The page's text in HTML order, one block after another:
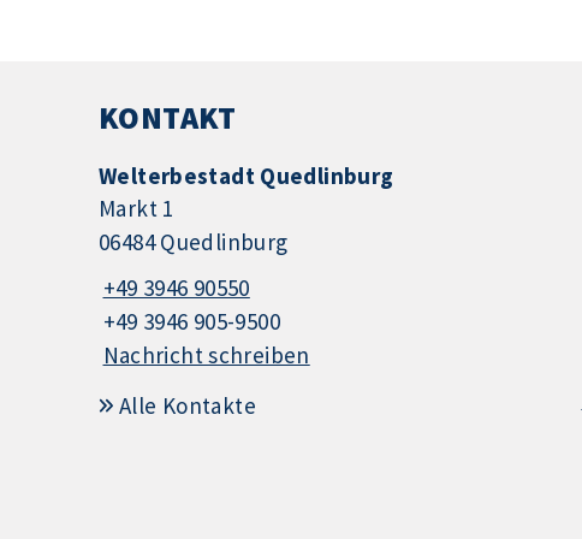
KONTAKT
Welterbestadt Quedlinburg
Markt 1
06484 Quedlinburg
+49 3946 90550
+49 3946 905-9500
Nachricht schreiben
Alle Kontakte